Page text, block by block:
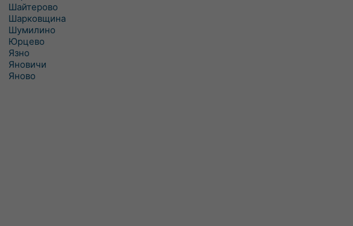
Шайтерово
Шарковщина
Шумилино
Юрцево
Язно
Яновичи
Яново